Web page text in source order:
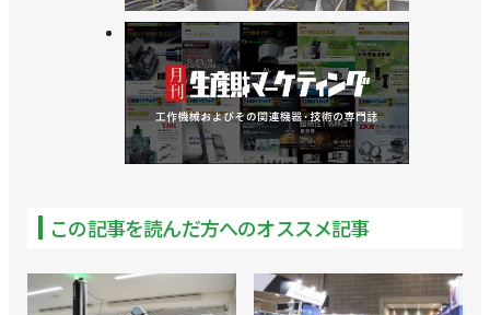
この記事を読んだ方へのオススメ記事